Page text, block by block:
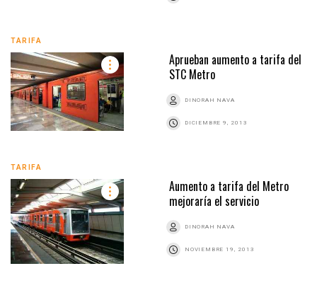
TARIFA
Aprueban aumento a tarifa del
STC Metro
DINORAH NAVA
DICIEMBRE 9, 2013
TARIFA
Aumento a tarifa del Metro
mejoraría el servicio
DINORAH NAVA
NOVIEMBRE 19, 2013